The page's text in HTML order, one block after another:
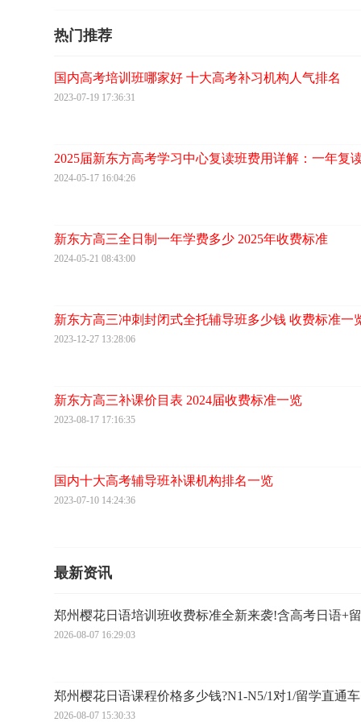
热门推荐
国内高考培训班哪家好 十大高考补习机构人气排名
2023-07-19 17:36:31
2025届新东方高考学习中心复读班费用详解：一年复
2024-05-17 16:04:26
新东方高三全日制一年学费多少 2025年收费标准
2024-05-21 08:43:00
新东方高三冲刺封闭式全托辅导班多少钱 收费标准一
2023-12-27 13:28:06
新东方高三补课价目表 2024届收费标准一览
2023-08-17 17:16:35
国内十大高考辅导班补课机构排名一览
2023-07-10 14:24:36
最新资讯
郑州樱花日语培训班收费标准全新来袭!含高考日语+
2026-08-07 16:29:03
郑州樱花日语课程价格多少钱?N1-N5/1对1/留学直通车
2026-08-07 15:30:33